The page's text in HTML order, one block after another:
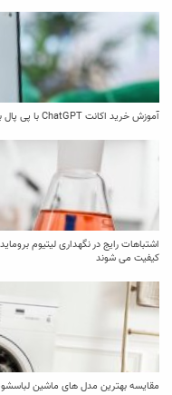
آموزش خرید اکانت ChatGPT با پی پال برای کاربران ایرانی
اشتباهات رایج در نگهداری لیتیوم
کیفیت می‌ شوند
مقایسه بهترین مدل ‌های ماشین